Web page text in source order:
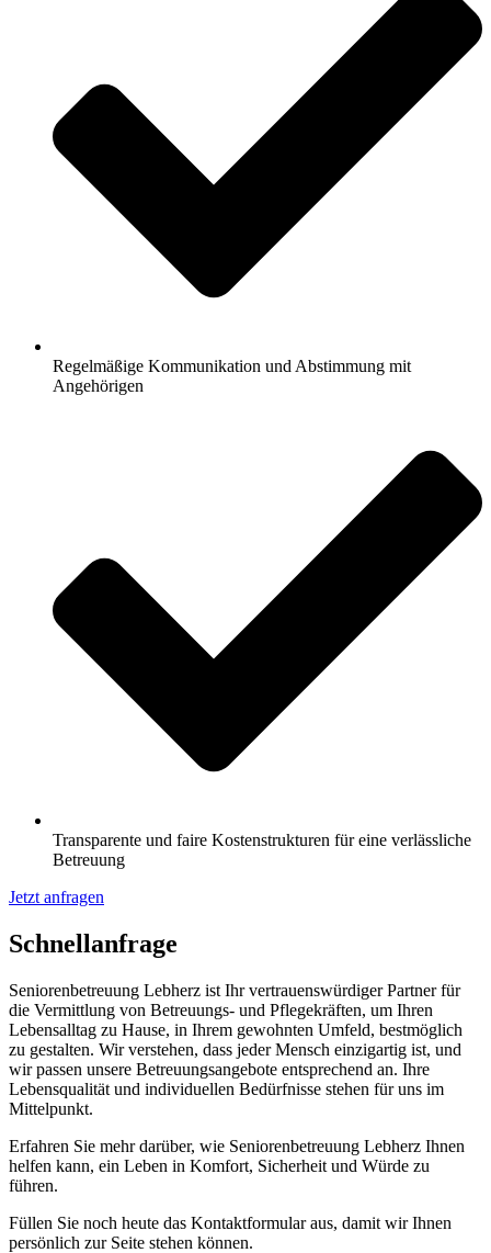
Regelmäßige Kommunikation und Abstimmung mit
Angehörigen
Transparente und faire Kostenstrukturen für eine verlässliche
Betreuung
Jetzt anfragen
Schnell­anfrage
Seniorenbetreuung Lebherz ist Ihr vertrauenswürdiger Partner für
die Vermittlung von Betreuungs- und Pflegekräften, um Ihren
Lebensalltag zu Hause, in Ihrem gewohnten Umfeld, bestmöglich
zu gestalten. Wir verstehen, dass jeder Mensch einzigartig ist, und
wir passen unsere Betreuungsangebote entsprechend an. Ihre
Lebensqualität und individuellen Bedürfnisse stehen für uns im
Mittelpunkt.
Erfahren Sie mehr darüber, wie Seniorenbetreuung Lebherz Ihnen
helfen kann, ein Leben in Komfort, Sicherheit und Würde zu
führen.
Füllen Sie noch heute das Kontaktformular aus, damit wir Ihnen
persönlich zur Seite stehen können.